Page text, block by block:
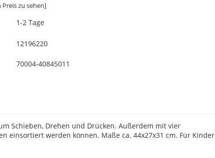
zu sehen]
1-2 Tage
12196220
70004-40845011
Schieben, Drehen und Drücken. Außerdem mit vier
einsortiert werden können. Maße ca. 44x27x31 cm. Für Kinder